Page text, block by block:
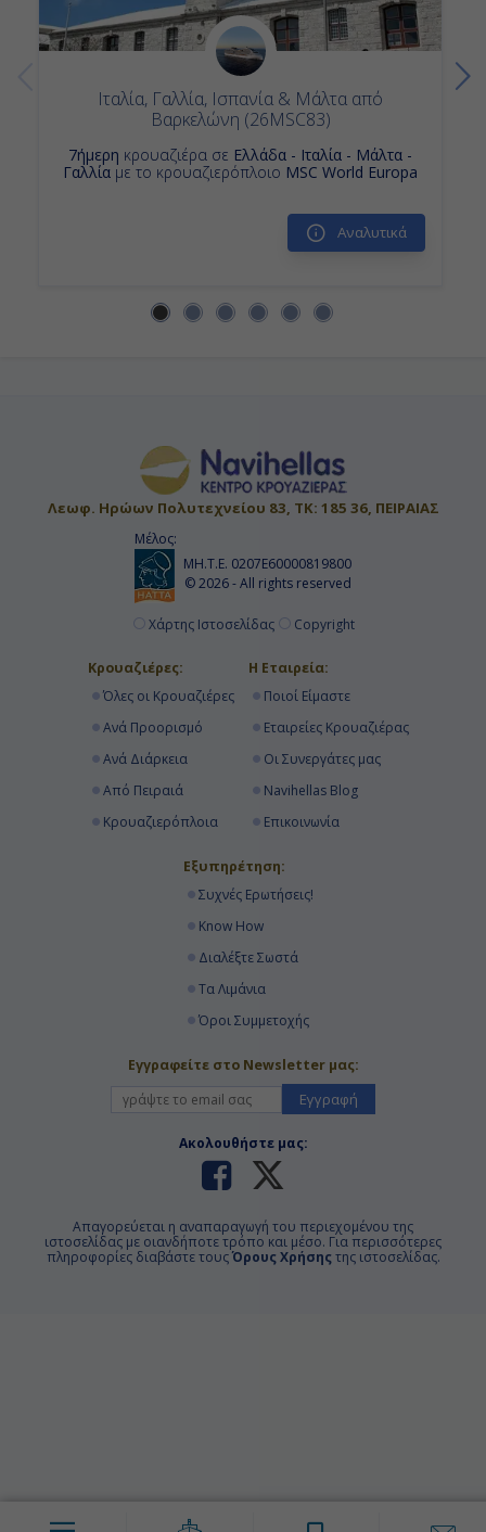
Ιταλία, Γαλλία, Ισπανία & Μάλτα από
Βαρκελώνη (26MSC83)
7ήμερη κρουαζιέρα σε Ελλάδα - Ιταλία - Μάλτα -
Γαλλία με το κρουαζιερόπλοιο MSC World Europa
Αναλυτικά
Λεωφ. Ηρώων Πολυτεχνείου 83, ΤΚ: 185 36, ΠΕΙΡΑΙΑΣ
Μέλος:
ΜΗ.Τ.Ε. 0207Ε60000819800
© 2026 - All rights reserved
Χάρτης Ιστοσελίδας Copyright
Κρουαζιέρες:
Όλες οι Κρουαζιέρες
Ανά Προορισμό
Ανά Διάρκεια
Από Πειραιά
Κρουαζιερόπλοια
Η Εταιρεία:
Ποιοί Είμαστε
Εταιρείες Κρουαζιέρας
Οι Συνεργάτες μας
Navihellas Blog
Επικοινωνία
Εξυπηρέτηση:
Συχνές Ερωτήσεις!
Know How
Διαλέξτε Σωστά
Τα Λιμάνια
Όροι Συμμετοχής
Εγγραφείτε στο Newsletter μας:
Εγγραφή
Ακολουθήστε μας:
Απαγορεύεται η αναπαραγωγή του περιεχομένου της
ιστοσελίδας με οιανδήποτε τρόπο και μέσο. Για περισσότερες
πληροφορίες διαβάστε τουςΌρους Χρήσης της ιστοσελίδας.